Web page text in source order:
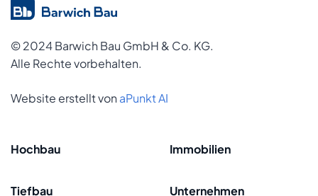
© 2024 Barwich Bau GmbH & Co. KG.
Alle Rechte vorbehalten.
Website erstellt von aPunkt AI
Hochbau
Tiefbau
Immobilien
Unternehmen